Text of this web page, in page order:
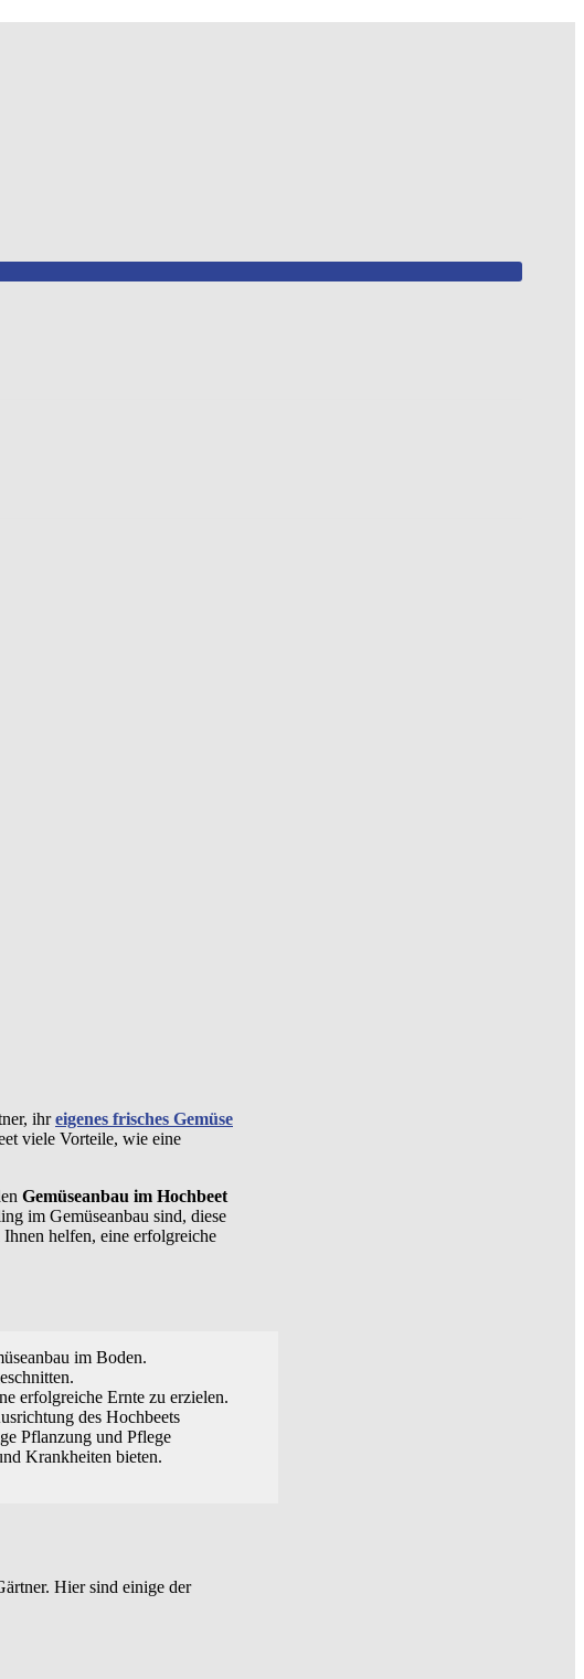
ihreigenes frisches Gemüse
viele Vorteile, wie eine
Gemüseanbau im Hochbeet
im Gemüseanbau sind, diese
helfen, eine erfolgreiche
im Boden.
erfolgreiche Ernte zu erzielen.
des Hochbeets
Pflanzung und Pflege
Krankheiten bieten.
Hier sind einige der